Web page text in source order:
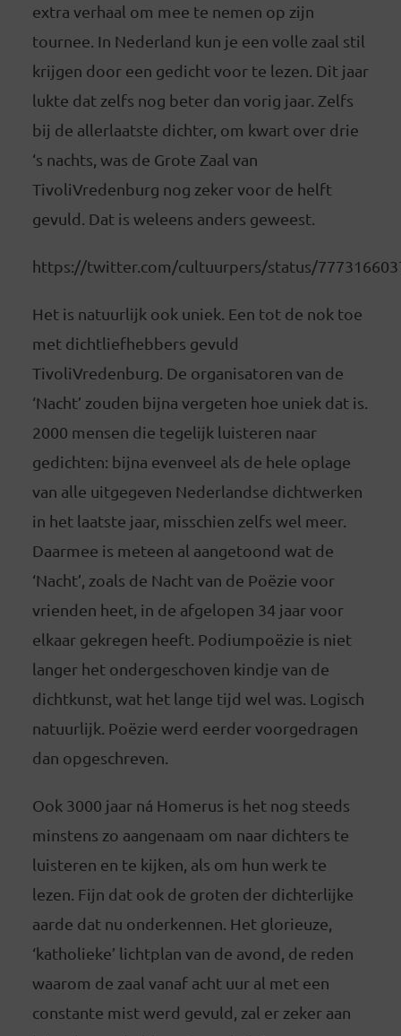
extra verhaal om mee te nemen op zijn
tournee. In Nederland kun je een volle zaal stil
krijgen door een gedicht voor te lezen. Dit jaar
lukte dat zelfs nog beter dan vorig jaar. Zelfs
bij de allerlaatste dichter, om kwart over drie
‘s nachts, was de Grote Zaal van
TivoliVredenburg nog zeker voor de helft
gevuld. Dat is weleens anders geweest.
https://twitter.com/cultuurpers/status/
Het is natuurlijk ook uniek. Een tot de nok toe
met dichtliefhebbers gevuld
TivoliVredenburg. De organisatoren van de
‘Nacht’ zouden bijna vergeten hoe uniek dat is.
2000 mensen die tegelijk luisteren naar
gedichten: bijna evenveel als de hele oplage
van alle uitgegeven Nederlandse dichtwerken
in het laatste jaar, misschien zelfs wel meer.
Daarmee is meteen al aangetoond wat de
‘Nacht’, zoals de Nacht van de Poëzie voor
vrienden heet, in de afgelopen 34 jaar voor
elkaar gekregen heeft. Podiumpoëzie is niet
langer het ondergeschoven kindje van de
dichtkunst, wat het lange tijd wel was. Logisch
natuurlijk. Poëzie werd eerder voorgedragen
dan opgeschreven.
Ook 3000 jaar ná Homerus is het nog steeds
minstens zo aangenaam om naar dichters te
luisteren en te kijken, als om hun werk te
lezen. Fijn dat ook de groten der dichterlijke
aarde dat nu onderkennen. Het glorieuze,
‘katholieke’ lichtplan van de avond, de reden
waarom de zaal vanaf acht uur al met een
constante mist werd gevuld, zal er zeker aan